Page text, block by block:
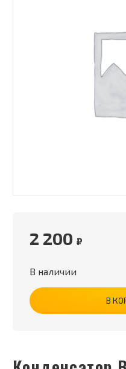
2 200 ₽
В наличии
В